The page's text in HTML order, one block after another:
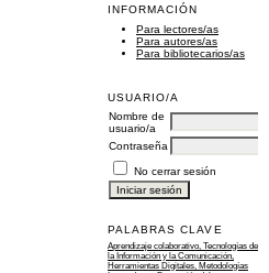
INFORMACIÓN
Para lectores/as
Para autores/as
Para bibliotecarios/as
USUARIO/A
Nombre de
usuario/a
Contraseña
No cerrar sesión
PALABRAS CLAVE
Aprendizaje colaborativo, Tecnologías de
la Información y la Comunicación,
Herramientas Digitales, Metodologías